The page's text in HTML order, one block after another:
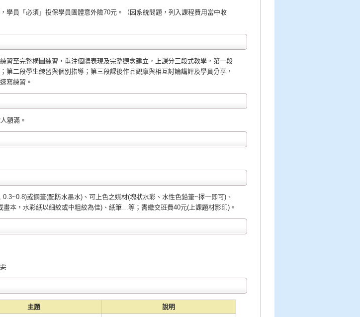
學員「必須」投保學員團體意外險70元。（因系統問題，列入課程費用當中收
習至完整構圖練習，重注個體表現及完整觀念建立，上課分三段式教學，第一段
第二段學生練習與個別指導；第三段課後作品觀摩與相互討論講評及學員分享，
寫練習。
額滿。
或鋼筆(配防水墨水)、可上色之媒材(塊狀水彩、水性色鉛筆~擇一即可)、
畫本，水彩紙以細紋或中粗紋為佳)、紙筆…等；需繳交班費40元(上課題材影印)。
主題 說明